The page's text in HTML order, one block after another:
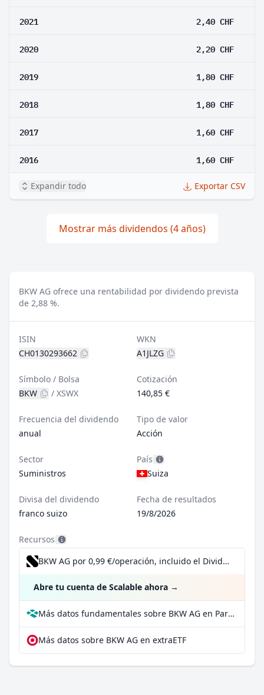
2021 2,40 CHF
2020 2,20 CHF
2019 1,80 CHF
2018 1,80 CHF
2017 1,60 CHF
2016 1,60 CHF
Expandir todo Exportar CSV
Mostrar más dividendos (4 años)
BKW AG ofrece una rentabilidad por dividendo prevista
de 2,88 %.
ISIN
CH0130293662
WKN
A1JLZG
Símbolo / Bolsa
BKW
/ XSWX
Cotización
140,85 €
Frecuencia del dividendo
anual
Tipo de valor
Acción
Sector
Suministros
País
Suiza
Divisa del dividendo
franco suizo
Fecha de resultados
19/8/2026
Recursos
BKW AG por 0,99 €/operación, incluido el Dividend Reinvestment Plan
Abre tu cuenta de Scalable ahora →
Más datos fundamentales sobre BKW AG en Parqet
Más datos sobre BKW AG en extraETF